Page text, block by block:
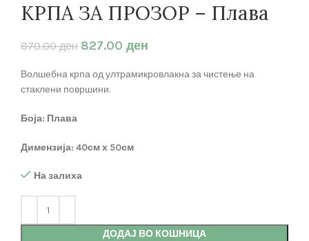
КРПА ЗА ПРОЗОР – Плава
870.00ден 827.00 ден
Волшебна крпа од ултрамикровлакна за чистење на
стаклени површини.
Боја: Плава
Димензија: 40см х 50см
На залиха
ДОДАЈ ВО КОШНИЦА